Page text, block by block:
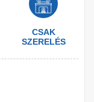
CSAK
SZERELÉS